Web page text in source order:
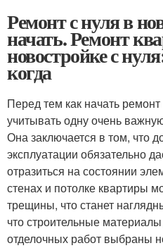
Ремонт с нуля в
начать. Ремонт
новостройке с
когда
Перед тем как начать
учитывать одну очень
Она заключается в том, что
эксплуатации обязательно
отразиться на состоянии
стенах и потолке квартиры
трещины, что станет
что строительные
отделочных работ выбраны